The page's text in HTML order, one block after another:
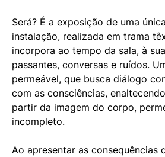
Será? É a exposição de uma
instalação, realizada em trama
incorpora ao tempo da sala, à
passantes, conversas e ruídos.
permeável, que busca diálogo
com as consciências,
partir da imagem do corpo,
incompleto.
Ao apresentar as consequências